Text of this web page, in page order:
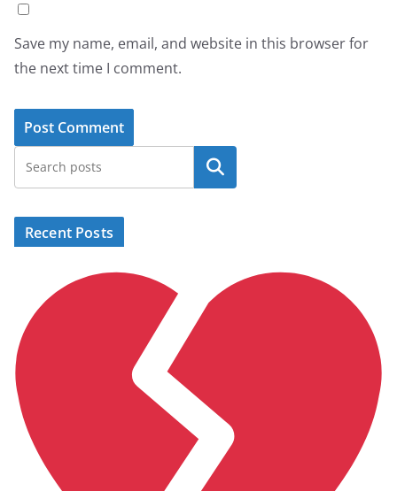
Save my name, email, and website in this browser for
the next time I comment.
Search
Recent Posts